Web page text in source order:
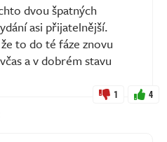
dvou špatných
asi přijatelnější.
to do té fáze znovu
a v dobrém stavu
1 4